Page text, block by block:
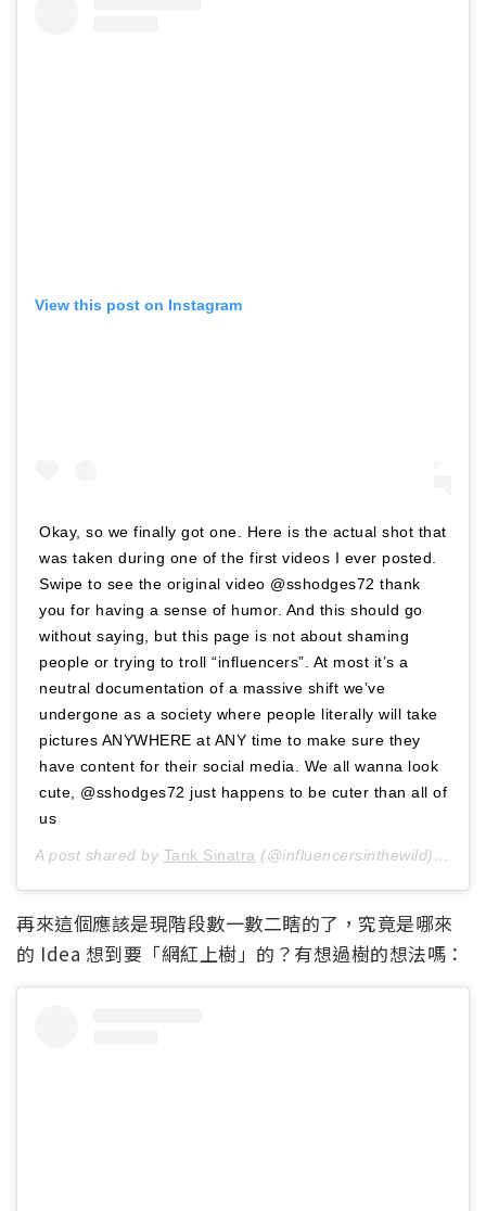
View this post on Instagram
Okay, so we finally got one. Here is the actual shot that
was taken during one of the first videos I ever posted.
Swipe to see the original video @sshodges72 thank
you for having a sense of humor. And this should go
without saying, but this page is not about shaming
people or trying to troll “influencers”. At most it’s a
neutral documentation of a massive shift we’ve
undergone as a society where people literally will take
pictures ANYWHERE at ANY time to make sure they
have content for their social media. We all wanna look
cute, @sshodges72 just happens to be cuter than all of
us
A post shared by Tank Sinatra (@influencersinthewild) on
再來這個應該是現階段數一數二瞎的了，究竟是哪來
的 Idea 想到要「網紅上樹」的？有想過樹的想法嗎：